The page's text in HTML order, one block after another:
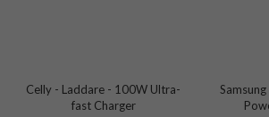
Celly - Laddare - 100W Ultra-
fast Charger